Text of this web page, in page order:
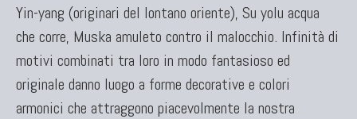
Yin-yang (originari del lontano oriente), Su yolu acqua
che corre, Muska amuleto contro il malocchio. Infinità di
motivi combinati tra loro in modo fantasioso ed
originale danno luogo a forme decorative e colori
armonici che attraggono piacevolmente la nostra